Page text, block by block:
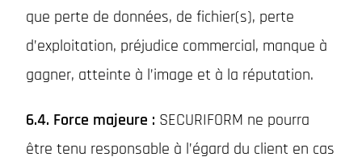
que perte de données, de fichier(s), perte
d’exploitation, préjudice commercial, manque à
gagner, atteinte à l’image et à la réputation.
6.4. Force majeure : SECURIFORM ne pourra
être tenu responsable à l’égard du client en cas